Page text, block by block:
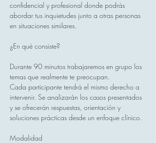
confidencial y profesional donde podrás
abordar tus inquietudes junto a otras personas
en situaciones similares.
¿En qué consiste?
Durante 90 minutos trabajaremos en grupo los
temas que realmente te preocupan.
Cada participante tendrá el mismo derecho a
intervenir. Se analizarán los casos presentados
y se ofrecerán respuestas, orientación y
soluciones prácticas desde un enfoque clínico.
Modalidad